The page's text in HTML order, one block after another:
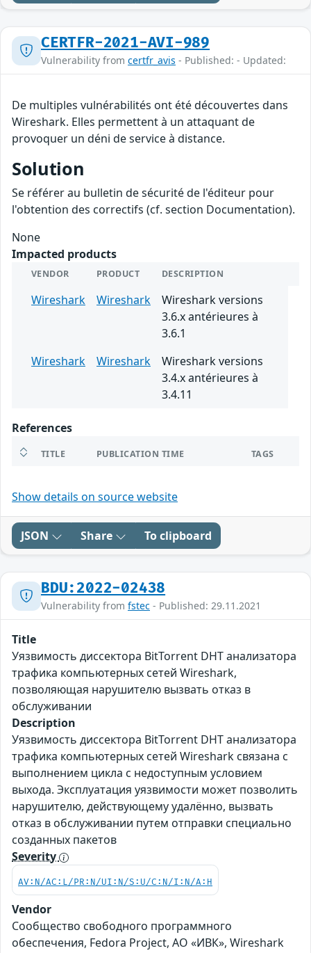
CERTFR-2021-AVI-989
Vulnerability from certfr_avis - Published: - Updated:
De multiples vulnérabilités ont été découvertes dans
Wireshark. Elles permettent à un attaquant de
provoquer un déni de service à distance.
Solution
Se référer au bulletin de sécurité de l'éditeur pour
l'obtention des correctifs (cf. section Documentation).
None
Impacted products
VENDOR PRODUCT DESCRIPTION
Wireshark Wireshark
Wireshark versions
3.6.x antérieures à
3.6.1
Wireshark
Wireshark
Wireshark versions
3.4.x antérieures à
3.4.11
References
TITLE PUBLICATION TIME TAGS
Show details on source website
JSON Share To clipboard
BDU:2022-02438
Vulnerability from fstec - Published: 29.11.2021
Title
Уязвимость диссектора BitTorrent DHT анализатора
трафика компьютерных сетей Wireshark,
позволяющая нарушителю вызвать отказ в
обслуживании
Description
Уязвимость диссектора BitTorrent DHT анализатора
трафика компьютерных сетей Wireshark связана с
выполнением цикла с недоступным условием
выхода. Эксплуатация уязвимости может позволить
нарушителю, действующему удалённо, вызвать
отказ в обслуживании путем отправки специально
созданных пакетов
Severity
AV:N/AC:L/PR:N/UI:N/S:U/C:N/I:N/A:H
Vendor
Сообщество свободного программного
обеспечения, Fedora Project, АО «ИВК», Wireshark